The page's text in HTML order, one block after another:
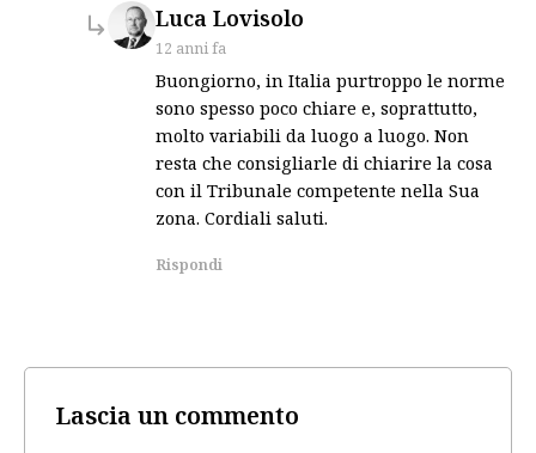
Luca Lovisolo
12 anni fa
Buongiorno, in Italia purtroppo le norme
sono spesso poco chiare e, soprattutto,
molto variabili da luogo a luogo. Non
resta che consigliarle di chiarire la cosa
con il Tribunale competente nella Sua
zona. Cordiali saluti.
Rispondi
Lascia un commento